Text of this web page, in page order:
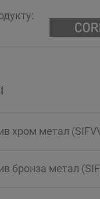
хром метал
бронза метал